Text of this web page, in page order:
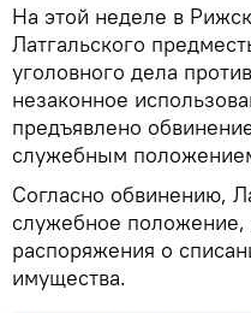
На этой неделе в
Латгальского
уголовного дела
незаконное
предъявлено
служебным
Согласно обвинению,
служебное положение,
распоряжения о
имущества.